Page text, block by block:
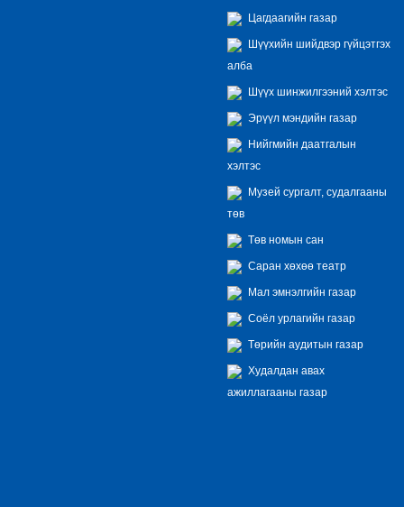
Цагдаагийн газар
Шүүхийн шийдвэр гүйцэтгэх
алба
Шүүх шинжилгээний хэлтэс
Эрүүл мэндийн газар
Нийгмийн даатгалын
хэлтэс
Музей сургалт, судалгааны
төв
Төв номын сан
Саран хөхөө театр
Мал эмнэлгийн газар
Соёл урлагийн газар
Төрийн аудитын газар
Худалдан авах
ажиллагааны газар